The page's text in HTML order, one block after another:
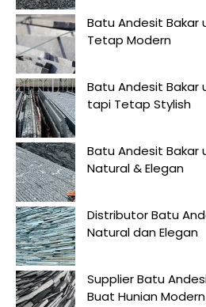
Batu Andesit Bakar
Tetap Modern
Batu Andesit Bakar
tapi Tetap Stylish
Batu Andesit Bakar
Natural & Elegan
Distributor Batu
Natural dan Elegan
Supplier Batu
Buat Hunian Modern